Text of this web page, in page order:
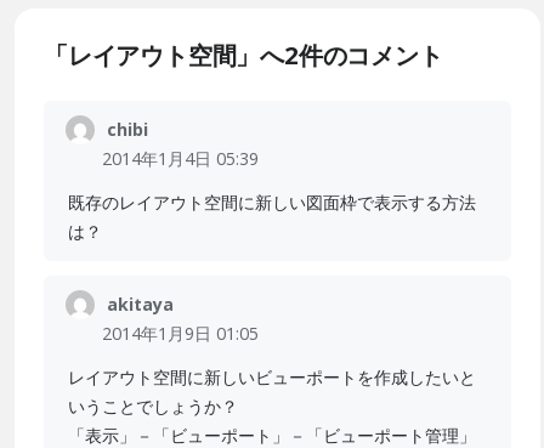
「レイアウト空間」へ2件のコメント
chibi
2014年1月4日 05:39
既存のレイアウト空間に新しい図面枠で表示する方法
は？
akitaya
2014年1月9日 01:05
レイアウト空間に新しいビューポートを作成したいと
いうことでしょうか？
「表示」－「ビューポート」－「ビューポート管理」